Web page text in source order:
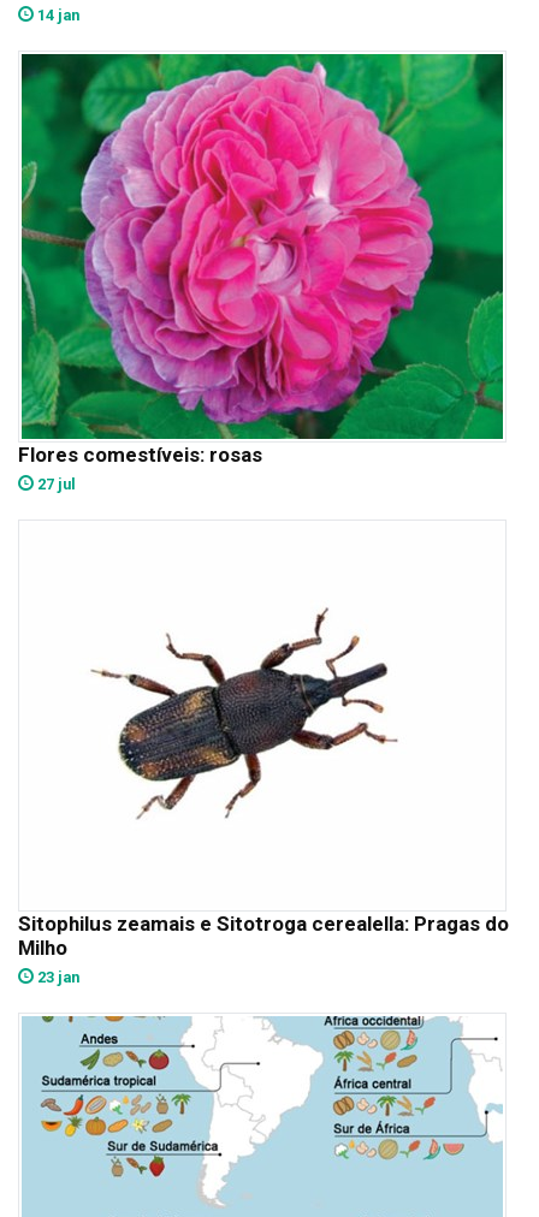
14 jan
Flores comestíveis: rosas
27 jul
Sitophilus zeamais e Sitotroga cerealella: Pragas do
Milho
23 jan